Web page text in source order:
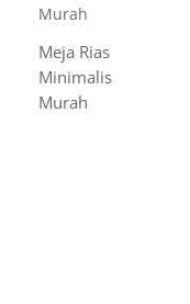
Meja Rias
Minimalis
Murah